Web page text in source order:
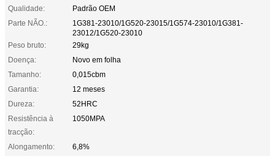
Qualidade:
Padrão OEM
Parte NÃO.:
1G381-23010/1G520-23015/1G574-23010/1G381-
23012/1G520-23010
Peso bruto:
29kg
Doença:
Novo em folha
Tamanho:
0,015cbm
Garantia:
12 meses
Dureza:
52HRC
Resistência à
tracção:
1050MPA
Alongamento:
6,8%